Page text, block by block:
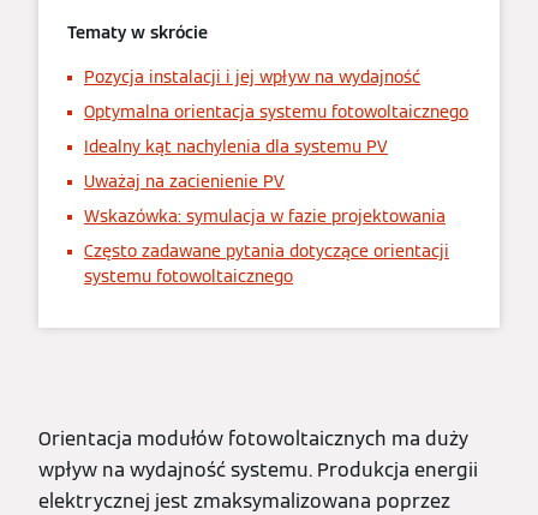
Tematy w skrócie
Pozycja instalacji i jej wpływ na wydajność
Optymalna orientacja systemu fotowoltaicznego
Idealny kąt nachylenia dla systemu PV
Uważaj na zacienienie PV
Wskazówka: symulacja w fazie projektowania
Często zadawane pytania dotyczące orientacji
systemu fotowoltaicznego
Orientacja modułów fotowoltaicznych ma duży
wpływ na wydajność systemu. Produkcja energii
elektrycznej jest zmaksymalizowana poprzez